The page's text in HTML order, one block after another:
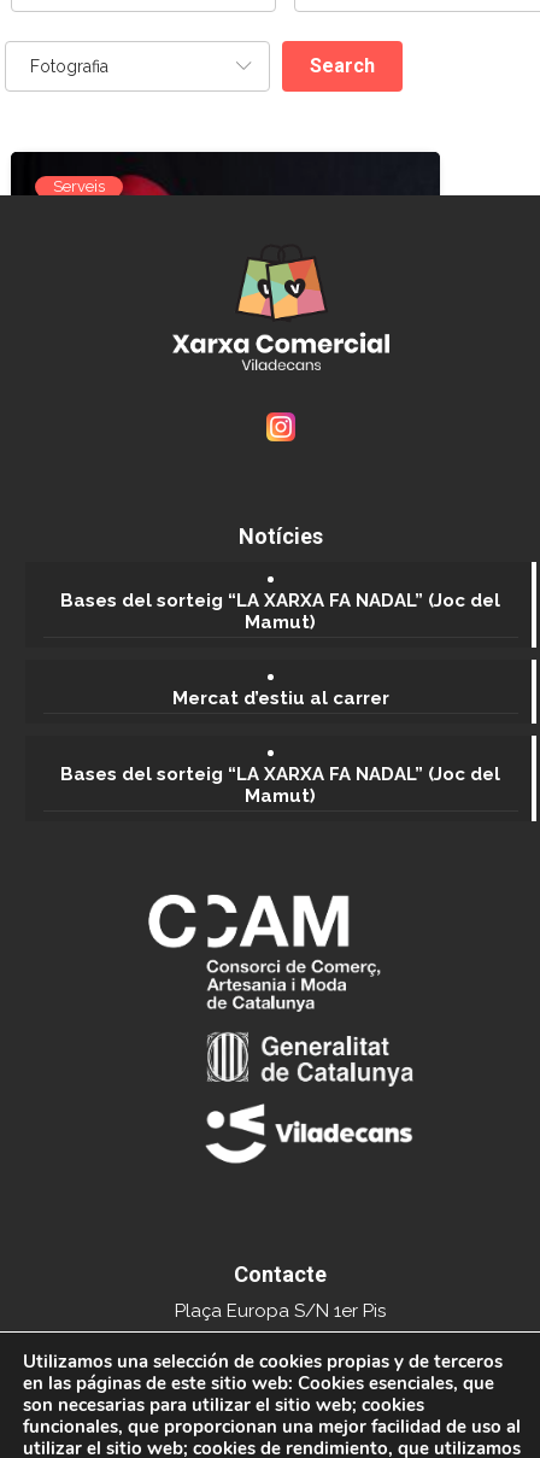
Search
Serveis
SANTIAGO VICEDO
Carrer de Jaume Abril, 41
https://www.santiagovicedo.com/
Notícies
Bases del sorteig “LA XARXA FA NADAL” (Joc del
Mamut)
Mercat d’estiu al carrer
Bases del sorteig “LA XARXA FA NADAL” (Joc del
Mamut)
Contacte
Plaça Europa S/N 1er Pis
Edifici del Mercat Municipal
08840 Viladecans
Tel. 936591093
Utilizamos una selección de cookies propias y de terceros
en las páginas de este sitio web: Cookies esenciales, que
son necesarias para utilizar el sitio web; cookies
funcionales, que proporcionan una mejor facilidad de uso al
utilizar el sitio web; cookies de rendimiento, que utilizamos